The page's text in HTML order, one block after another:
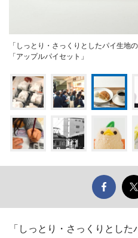
「しっとり・さっくりとしたパイ生地
「アップルパイセット」
「しっとり・さっくりとし